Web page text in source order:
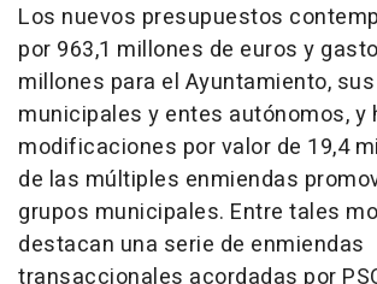
Los nuevos presupuestos
por 963,1 millones de euros y
millones para el Ayuntamiento,
municipales y entes autónomos, y
modificaciones por valor de 19,4
de las múltiples enmiendas
grupos municipales. Entre tales
destacan una serie de enmiendas
transaccionales acordadas por